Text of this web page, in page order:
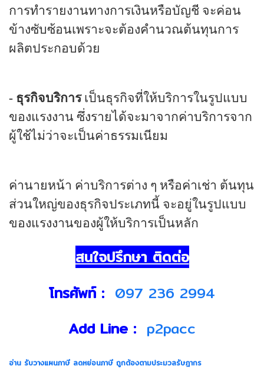
การทำรายงานทางการเงินหรือบัญชี จะค่อน
ข้างซับซ้อนเพราะจะต้องคำนวณต้นทุนการ
ผลิตประกอบด้วย
- ธุรกิจบริการเป็นธุรกิจที่ให้บริการในรูปแบบ
ของแรงงาน ซึ่งรายได้จะมาจากค่าบริการจาก
ผู้ใช้ไม่ว่าจะเป็นค่าธรรมเนียม
ค่านายหน้า ค่าบริการต่าง ๆ หรือค่าเช่า ต้นทุน
ส่วนใหญ่ของธุรกิจประเภทนี้ จะอยู่ในรูปแบบ
ของแรงงานของผู้ให้บริการเป็นหลัก
สนใจปรึกษา ติดต่อ
โทรศัพท์ : 097 236 2994
Add Line : p2pacc
อ่าน รับวางแผนภาษี ลดหย่อนภาษี ถูกต้องตามประมวลรัษฎากร